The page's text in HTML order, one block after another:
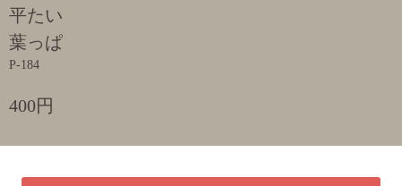
平たい
葉っぱ
P-184
400円